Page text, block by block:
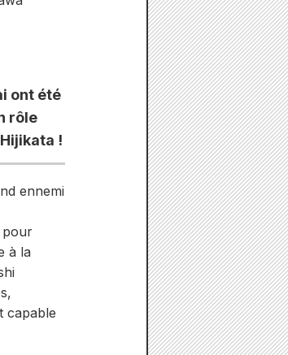
ont été
rôle
!
ennemi
pour
à la
capable